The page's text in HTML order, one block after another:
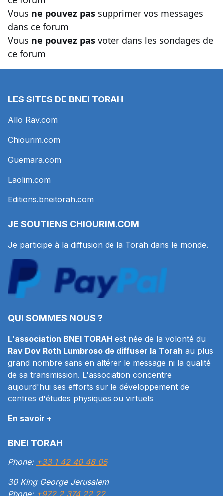
Vous ne pouvez pas supprimer vos messages
dans ce forum
Vous ne pouvez pas voter dans les sondages de
ce forum
LES SITES DE BNEI TORAH
Allo Rav.com
Chiourim.com
Guemara.com
Laolim.com
Editions.bneitorah.com
JE SOUTIENS CHIOURIM.COM
Je participe à la diffusion de la Torah dans le monde.
QUI SOMMES NOUS ?
L'association BNEI TORAH est née de la volonté du
Rav Dov Roth Lumbroso de diffuser la Torah au plus
grand nombre sans en altérer le message ni la qualité
de sa transmission. L'association concentre
aujourd'hui ses efforts sur le développement de
centres d'études physiques ou virtuels
En savoir +
BNEI TORAH
Phone: +33 1 42 40 48 05
30 King George Jerusalem
Phone: +972 2 374 22 22